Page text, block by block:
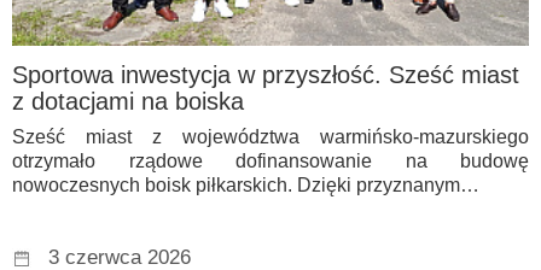
Sportowa inwestycja w przyszłość. Sześć miast
z dotacjami na boiska
Sześć miast z województwa warmińsko-mazurskiego
otrzymało rządowe dofinansowanie na budowę
nowoczesnych boisk piłkarskich. Dzięki przyznanym…
3 czerwca 2026